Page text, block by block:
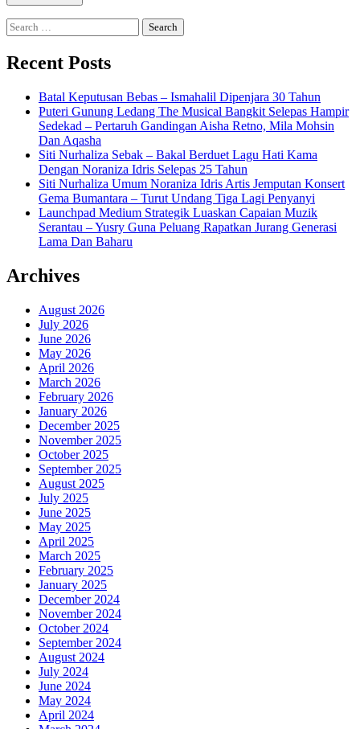
Search
for:
Recent Posts
Batal Keputusan Bebas – Ismahalil Dipenjara 30 Tahun
Puteri Gunung Ledang The Musical Bangkit Selepas Hampir
Sedekad – Pertaruh Gandingan Aisha Retno, Mila Mohsin
Dan Aqasha
Siti Nurhaliza Sebak – Bakal Berduet Lagu Hati Kama
Dengan Noraniza Idris Selepas 25 Tahun
Siti Nurhaliza Umum Noraniza Idris Artis Jemputan Konsert
Gema Bumantara – Turut Undang Tiga Lagi Penyanyi
Launchpad Medium Strategik Luaskan Capaian Muzik
Serantau – Yusry Guna Peluang Rapatkan Jurang Generasi
Lama Dan Baharu
Archives
August 2026
July 2026
June 2026
May 2026
April 2026
March 2026
February 2026
January 2026
December 2025
November 2025
October 2025
September 2025
August 2025
July 2025
June 2025
May 2025
April 2025
March 2025
February 2025
January 2025
December 2024
November 2024
October 2024
September 2024
August 2024
July 2024
June 2024
May 2024
April 2024